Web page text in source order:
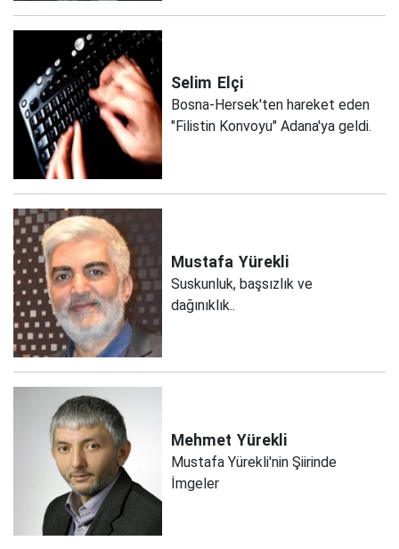
Selim Elçi
Bosna-Hersek'ten hareket eden
"Filistin Konvoyu" Adana'ya geldi.
Mustafa Yürekli
Suskunluk, başsızlık ve
dağınıklık..
Mehmet Yürekli
Mustafa Yürekli'nin Şiirinde
İmgeler